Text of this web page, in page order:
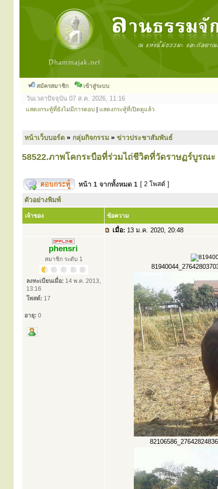
สมัครสมาชิก เข้าสู่ระบบ
วันเวลาปัจจุบัน 07 ส.ค. 2026, 11:16
แสดงกระทู้ที่ยังไม่มีการตอบ แสดงกระทู้ที่เปิดดูแล้ว
หน้าเว็บบอร์ด » กลุ่มกิจกรรม » ข่าวประชาสัมพันธ์
58522.ภาพโคกระบือที่ร่วมไถ่ชีวิตที่วัดราษฏร์บูรณะ
หน้า 1 จากทั้งหมด 1 [ 2 โพสต์ ]
ตัวอย่างพิมพ์
เจ้าของ ข้อความ
เมื่อ: 13 ม.ค. 2020, 20:48
phensri
สมาชิก ระดับ 1
ลงทะเบียนเมื่อ: 14 พ.ค. 2013,
13:16
โพสต์: 17
อายุ: 0